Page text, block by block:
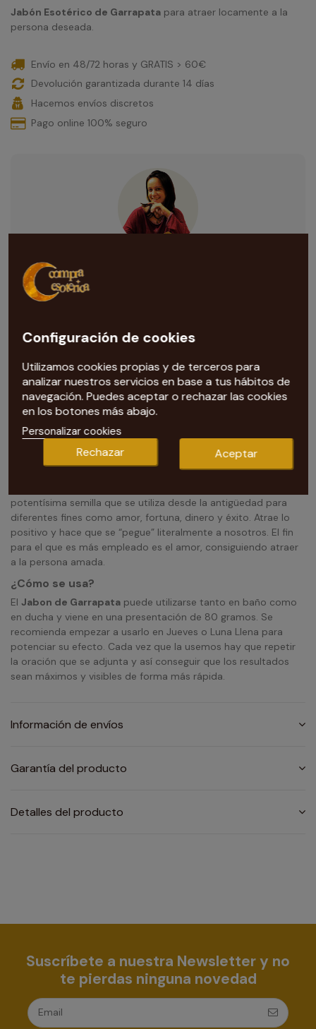
Jabón Esotérico de Garrapata para atraer locamente a la
persona deseada.
Envío en 48/72 horas y GRATIS > 60€
Devolución garantizada durante 14 días
Hacemos envíos discretos
Pago online 100% seguro
Nuestra tarotista
Nuestra tarotista te recomienda Jabon Garrapata
en pastilla de 80 gramos. La
potentísima semilla que se utiliza desde la antigüedad para
diferentes fines como amor, fortuna, dinero y éxito. Atrae lo
positivo y hace que se “pegue” literalmente a nosotros. El fin
para el que es más empleado es el amor, consiguiendo atraer
a la persona amada.
¿Cómo se usa?
El Jabon de Garrapata puede utilizarse tanto en baño como
en ducha y viene en una presentación de 80 gramos. Se
recomienda empezar a usarlo en Jueves o Luna Llena para
potenciar su efecto. Cada vez que la usemos hay que repetir
la oración que se adjunta y así conseguir que los resultados
sean máximos y visibles de forma más rápida.
Información de envíos
Garantía del producto
Detalles del producto
Suscríbete a nuestra Newsletter y no
te pierdas ninguna novedad
Configuración de cookies
Utilizamos cookies propias y de terceros para
analizar nuestros servicios en base a tus hábitos de
navegación. Puedes aceptar o rechazar las cookies
en los botones más abajo.
Personalizar cookies
Rechazar Aceptar